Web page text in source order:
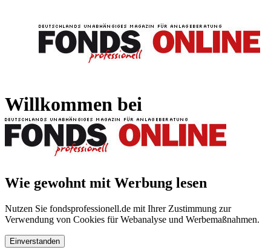
Willkommen bei
Wie gewohnt mit Werbung lesen
Nutzen Sie fondsprofessionell.de mit Ihrer Zustimmung zur
Verwendung von Cookies für Webanalyse und Werbemaßnahmen.
Einverstanden